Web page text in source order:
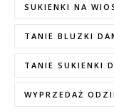
SUKIENKI NA
TANIE BLUZKI
TANIE SUKIENKI
WYPRZEDAŻ